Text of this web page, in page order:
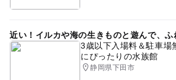
近い！イルカや海の生きものと遊んで、ふ
3歳以下入場料＆駐車場
にぴったりの水族館
静岡県下田市